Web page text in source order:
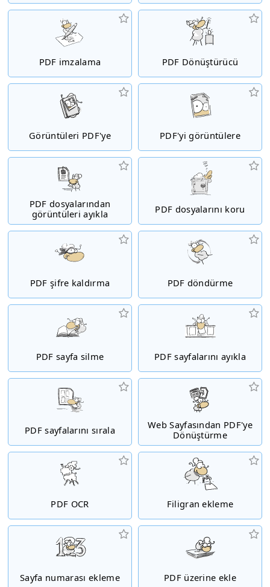
PDF imzalama PDF Dönüştürücü
Görüntüleri PDF'ye PDF'yi görüntülere
PDF dosyalarından
görüntüleri ayıkla
PDF dosyalarını koru
PDF şifre kaldırma PDF döndürme
PDF sayfa silme PDF sayfalarını ayıkla
PDF sayfalarını sırala
Web Sayfasından PDF'ye
Dönüştürme
PDF OCR Filigran ekleme
Sayfa numarası ekleme PDF üzerine ekle